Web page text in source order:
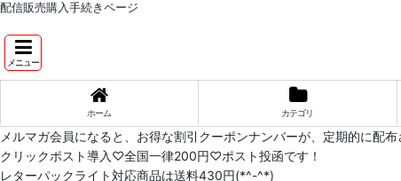
配信販売購入手続きページ
メニュー
ホーム カテゴリ
メルマガ会員になると、お得な割引クーポンナンバーが、定期的に配
クリックポスト導入♡全国一律200円♡ポスト投函です！
レターパックライト対応商品は送料430円(*^-^*)